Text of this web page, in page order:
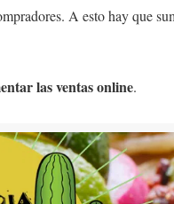
A esto hay que
las ventas online.